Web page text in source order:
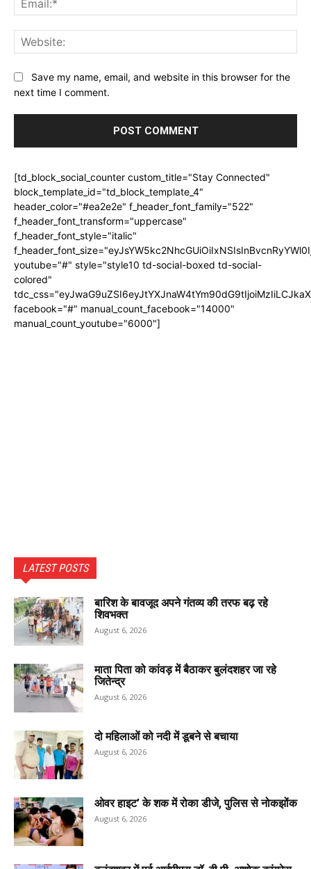
Save my name, email, and website in this browser for the
next time I comment.
[td_block_social_counter custom_title="Stay Connected"
block_template_id="td_block_template_4"
header_color="#ea2e2e" f_header_font_family="522"
f_header_font_transform="uppercase"
f_header_font_style="italic"
youtube="#" style="style10 td-social-boxed td-social-
colored"
facebook="#" manual_count_facebook="14000"
manual_count_youtube="6000"]
LATEST POSTS
बारिश के बावजूद अपने गंतव्य की तरफ बढ़ रहे
शिवभक्त
August 6, 2026
माता पिता को कांवड़ में बैठाकर बुलंदशहर जा रहे
जितेन्द्र
August 6, 2026
दो महिलाओं को नदी में डूबने से बचाया
August 6, 2026
ओवर हाइट’ के शक में रोका डीजे, पुलिस से नोकझोंक
August 6, 2026